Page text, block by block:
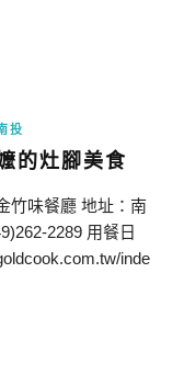
投
的灶腳美食
餐廳 地址：南
2289 用餐日
inde